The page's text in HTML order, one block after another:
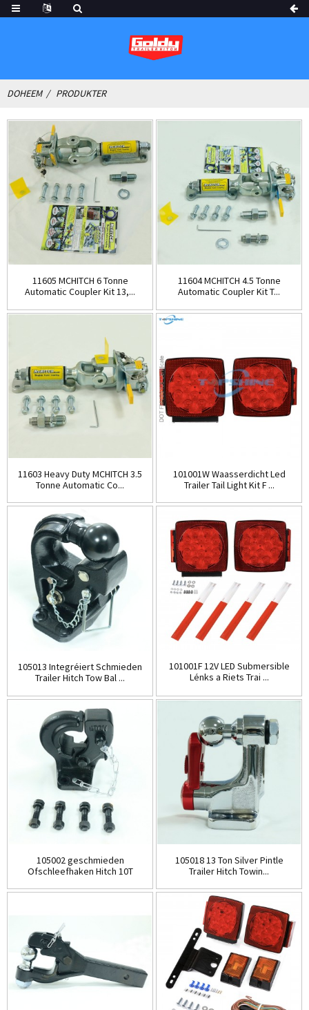
DOHEEM PRODUKTER
11605 MCHITCH 6 Tonne
Automatic Coupler Kit 13,...
11604 MCHITCH 4.5 Tonne
Automatic Coupler Kit T...
11603 Heavy Duty MCHITCH 3.5
Tonne Automatic Co...
101001W Waasserdicht Led
Trailer Tail Light Kit F ...
105013 Integréiert Schmieden
Trailer Hitch Tow Bal ...
101001F 12V LED Submersible
Lénks a Riets Trai ...
105002 geschmieden
Ofschleefhaken Hitch 10T
105018 13 Ton Silver Pintle
Trailer Hitch Towin...